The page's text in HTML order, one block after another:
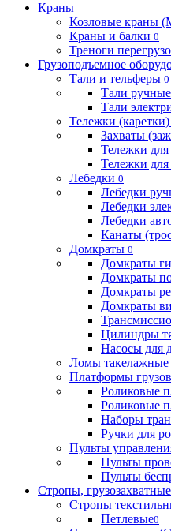
Краны
Козловые краны
Краны и балки 0
Треноги
Грузоподъемное
Тали и тельферы 0
Тали ручные
Тали
Тележки
Захваты
Тележки
Тележки для
Лебедки 0
Лебедки
Лебедки
Лебедки
Канаты
Домкраты 0
Домкраты
Домкраты
Домкраты
Домкраты
Цилиндры
Насосы для
Ломы такелажные
Платформы
Роликовые
Роликовые
Наборы
Ручки для
Пульты
Пульты
Пульты
Стропы,
Стропы
Петлевые0